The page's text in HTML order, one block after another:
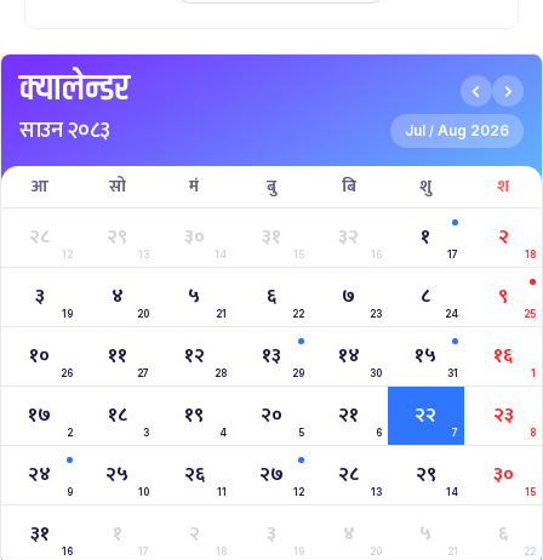
क्यालेन्डर
साउन २०८३ Jul / Aug 2026
आ सो मं बु बि शु श
२८
12
२९
13
३०
14
३१
15
३२
16
१
17
२
18
३
19
४
20
५
21
६
22
७
23
८
24
९
25
१०
26
११
27
१२
28
१३
29
१४
30
१५
31
१६
1
१७
2
१८
3
१९
4
२०
5
२१
6
२२
7
२३
8
२४
9
२५
10
२६
11
२७
12
२८
13
२९
14
३०
15
३१
16
१
17
२
18
३
19
४
20
५
21
६
22